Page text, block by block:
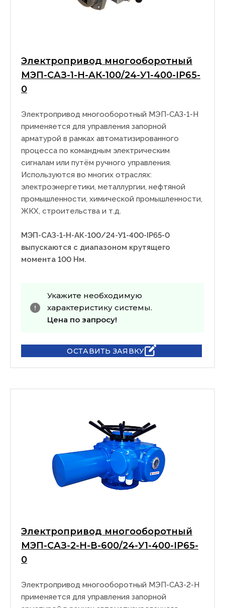
Электропривод многооборотный
МЭП-САЗ-1-Н-АК-100/24-У1-400-IP65-
0
Электропривод многооборотный МЭП-САЗ-1-Н
применяется для управления запорной
арматурой в рамках автоматизированного
процесса по командным электрическим
сигналам или путём ручного управления.
Используются во многих отраслях:
электроэнергетики, металлургии, нефтяной
промышленности, химической промышленности,
ЖКХ, строительства и т.д.
МЭП-САЗ-1-Н-АК-100/24-У1-400-IP65-0
выпускаются с диапазоном крутящего
момента 100 Нм.
Укажите необходимую
характеристику системы.
Цена по запросу!
ОСТАВИТЬ ЗАЯВКУ
Электропривод многооборотный
МЭП-САЗ-2-Н-В-600/24-У1-400-IP65-
0
Электропривод многооборотный МЭП-САЗ-2-Н
применяется для управления запорной